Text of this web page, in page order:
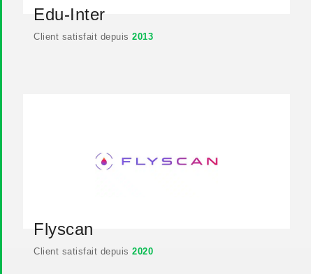
Edu-Inter
Client satisfait depuis 2013
Flyscan
Client satisfait depuis 2020